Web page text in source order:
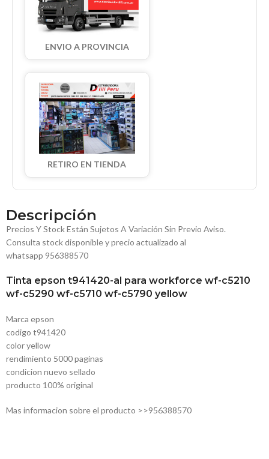
ENVIO A PROVINCIA
RETIRO EN TIENDA
Descripción
Precios Y Stock Están Sujetos A Variación Sin Previo Aviso.
Consulta stock disponible y precio actualizado al
whatsapp 956388570
Tinta epson t941420-al para workforce wf-c5210
wf-c5290 wf-c5710 wf-c5790 yellow
Marca epson
codigo t941420
color yellow
rendimiento 5000 paginas
condicion nuevo sellado
producto 100% original
Mas informacion sobre el producto >>956388570